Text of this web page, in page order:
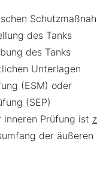
des Tanks
des Tanks
Unterlagen
(ESM) oder
(SEP)
Prüfung ist
der äußeren